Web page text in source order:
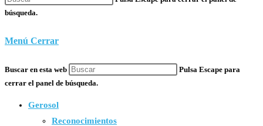
búsqueda.
Menú Cerrar
Buscar en esta web
Pulsa Escape para
cerrar el panel de búsqueda.
Gerosol
Reconocimientos